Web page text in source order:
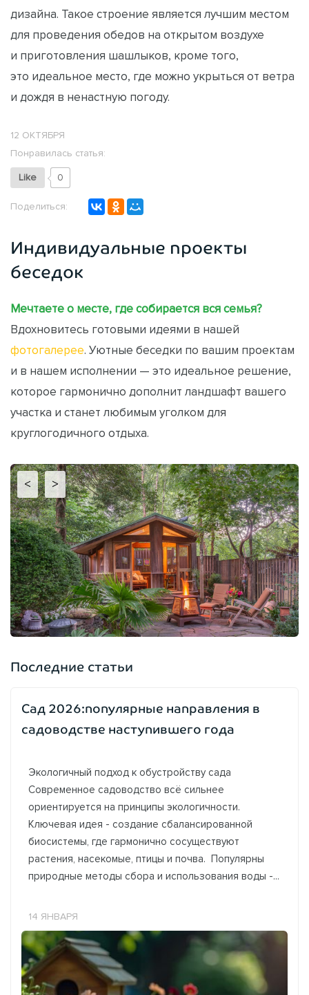
дизайна. Такое строение является лучшим местом
для проведения обедов на открытом воздухе
и приготовления шашлыков, кроме того,
это идеальное место, где можно укрыться от ветра
и дождя в ненастную погоду.
12 ОКТЯБРЯ
Понравилась статья:
Like 0
Поделиться:
Индивидуальные проекты
беседок
Мечтаете о месте, где собирается вся семья?
Вдохновитесь готовыми идеями в нашей
фотогалерее. Уютные беседки по вашим проектам
и в нашем исполнении — это идеальное решение,
которое гармонично дополнит ландшафт вашего
участка и станет любимым уголком для
круглогодичного отдыха.
< >
Последние статьи
Сад 2026:популярные направления в
садоводстве наступившего года
Экологичный подход к обустройству сада
Современное садоводство всё сильнее
ориентируется на принципы экологичности.
Ключевая идея - создание сбалансированной
биосистемы, где гармонично сосуществуют
растения, насекомые, птицы и почва. Популярны
природные методы сбора и использования воды -...
14 ЯНВАРЯ